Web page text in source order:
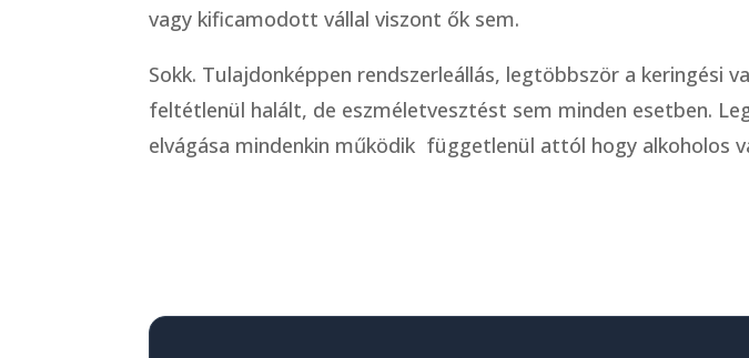
vagy kificamodott vállal viszont ők sem.
Sokk. Tulajdonképpen rendszerleállás, legtöbbször a keringési
feltétlenül halált, de eszméletvesztést sem minden esetben.
elvágása mindenkin működik függetlenül attól hogy alkoholos